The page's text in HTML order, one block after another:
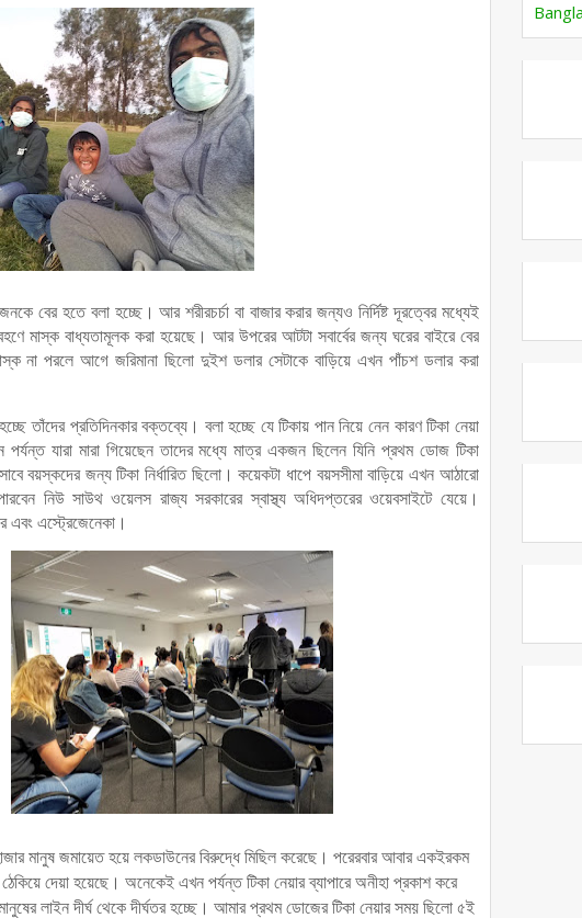
বের হতে বলা হচ্ছে। আর শরীরচর্চা বা বাজার করার জন্যও নির্দিষ্ট দূরত্বের মধ্যেই
মাস্ক বাধ্যতামূলক করা হয়েছে। আর উপরের আটটা সবার্বের জন্য ঘরের বাইরে বের
না পরলে আগে জরিমানা ছিলো দুইশ ডলার সেটাকে বাড়িয়ে এখন পাঁচশ ডলার করা
তাঁদের প্রতিদিনকার বক্তব্যে। বলা হচ্ছে যে টিকায় পান নিয়ে নেন কারণ টিকা নেয়া
যারা মারা গিয়েছেন তাদের মধ্যে মাত্র একজন ছিলেন যিনি প্রথম ডোজ টিকা
বয়স্কদের জন্য টিকা নির্ধারিত ছিলো। কয়েকটা ধাপে বয়সসীমা বাড়িয়ে এখন আঠারো
নিউ সাউথ ওয়েলস রাজ্য সরকারের স্বাস্থ্য অধিদপ্তরের ওয়েবসাইটে যেয়ে।
এবং এস্ট্রেজেনেকা।
মানুষ জমায়েত হয়ে লকডাউনের বিরুদ্ধে মিছিল করেছে। পরেরবার আবার একইরকম
দেয়া হয়েছে। অনেকেই এখন পর্যন্ত টিকা নেয়ার ব্যাপারে অনীহা প্রকাশ করে
লাইন দীর্ঘ থেকে দীর্ঘতর হচ্ছে। আমার প্রথম ডোজের টিকা নেয়ার সময় ছিলো ৫ই